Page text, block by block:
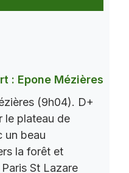
: Epone Mézières
(9h04). D+
le plateau de
un beau
la forêt et
St Lazare